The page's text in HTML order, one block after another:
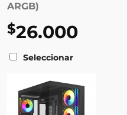
ARGB)
$26.000
Seleccionar